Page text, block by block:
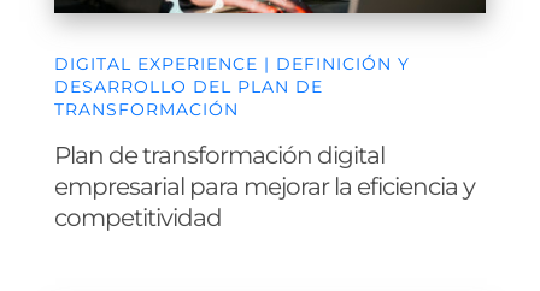
DIGITAL EXPERIENCE | DEFINICIÓN Y
DESARROLLO DEL PLAN DE
TRANSFORMACIÓN
Plan de transformación digital
empresarial para mejorar la eficiencia y
competitividad